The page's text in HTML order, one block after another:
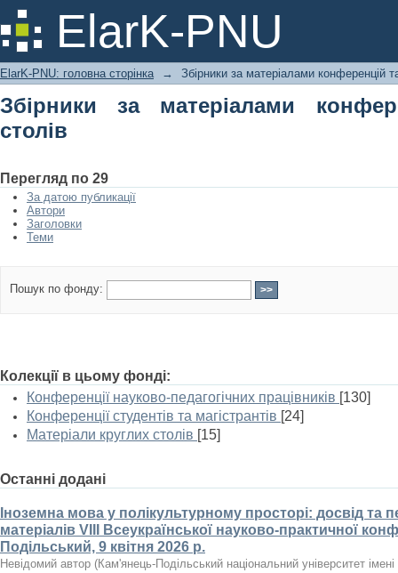
ElarK-PNU
Збірники за матеріалами
ElarK-PNU: головна сторінка → Збірники за матеріалами конференцій
Збірники за матеріалами
столів
Перегляд по 29
За датою публикації
Автори
Заголовки
Теми
Пошук по фонду:
Колекції в цьому фонді:
Конференції науково-педагогічних працівників [130]
Конференції студентів та магістрантів [24]
Матеріали круглих столів [15]
Останні додані
Іноземна мова у полікультурному просторі: досвід та
матеріалів VІІІ Всеукраїнської науково-практичної
Подільський, 9 квітня 2026 р.
Невідомий автор (Кам'янець-Подільський національний університет імені